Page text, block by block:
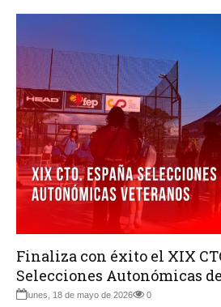
Finaliza con éxito el XIX
Selecciones Autonómicas
lunes, 18 de mayo de 2026 0